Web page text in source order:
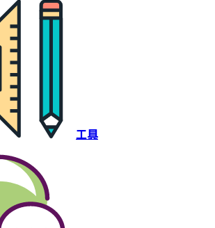
工具